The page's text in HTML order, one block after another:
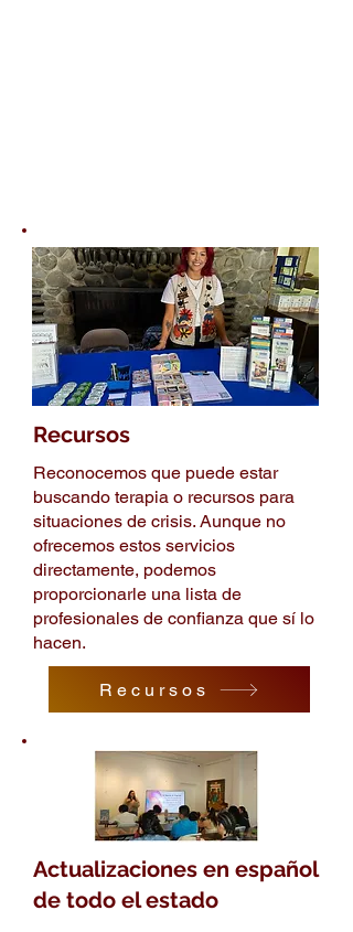
Recursos
Reconocemos que puede estar
buscando terapia o recursos para
situaciones de crisis. Aunque no
ofrecemos estos servicios
directamente, podemos
proporcionarle una lista de
profesionales de confianza que sí lo
hacen.
Recursos
Actualizaciones en español
de todo el estado